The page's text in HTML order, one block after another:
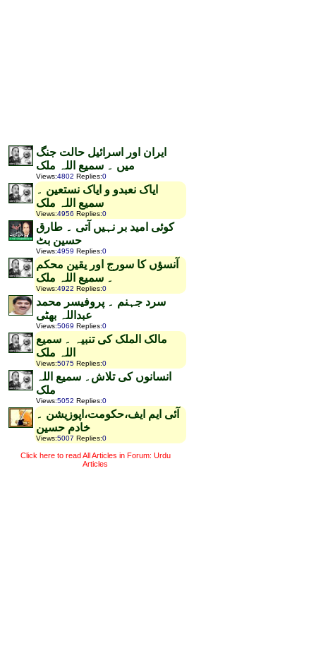
ایران اور اسرائیل حالت جنگ
میں ۔ سمیع اللہ ملک
Views:4802 Replies:0
ایاک نعبدو و ایاک نستعین ۔
سمیع اللہ ملک
Views:4956 Replies:0
کوئی امید بر نہیں آتی ۔ طارق
حسین بٹ
Views:4959 Replies:0
آنسؤں کا سورج اور یقین محکم
۔ سمیع اللہ ملک
Views:4922 Replies:0
سرد جہنم ۔ پروفیسر محمد
عبداللہ بھٹی
Views:5069 Replies:0
مالک الملک کی تنبیہ ۔ سمیع
اللہ ملک
Views:5075 Replies:0
انسانوں کی تلاش۔ سمیع اللہ
ملک
Views:5052 Replies:0
آئی ایم ایف،حکومت،اپوزیشن ۔
خادم حسین
Views:5007 Replies:0
Click here to read All Articles in Forum: Urdu
Articles